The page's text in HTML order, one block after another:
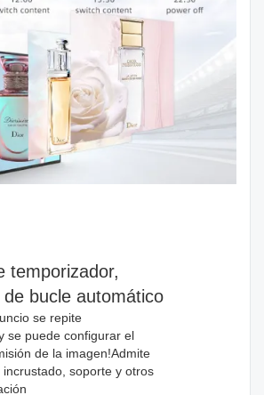
temporizador,
bucle automático
se repite
se puede configurar el
de la imagen!Admite
soporte y otros